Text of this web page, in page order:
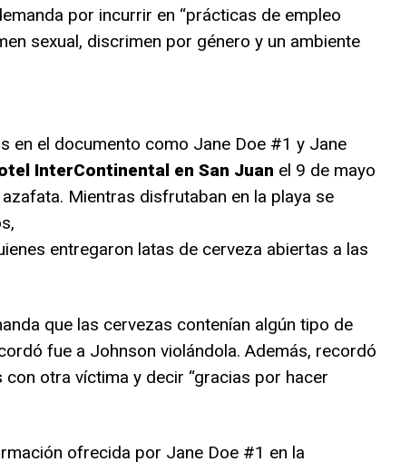
por incurrir en “prácticas de empleo
sexual, discrimen por género y un ambiente
en el documento como Jane Doe #1 y Jane
InterContinental en San Juan el 9 de mayo
Mientras disfrutaban en la playa se
entregaron latas de cerveza abiertas a las
que las cervezas contenían algún tipo de
fue a Johnson violándola. Además, recordó
otra víctima y decir “gracias por hacer
ofrecida por Jane Doe #1 en la